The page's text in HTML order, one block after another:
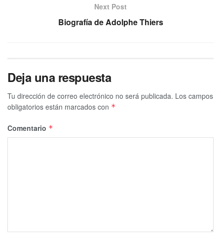
Next Post
Biografía de Adolphe Thiers
Deja una respuesta
Tu dirección de correo electrónico no será publicada. Los campos
obligatorios están marcados con *
Comentario *